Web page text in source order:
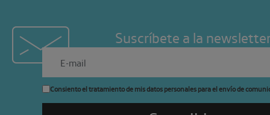
Suscríbete a la
Consiento el tratamiento de mis datos personales para el envío de